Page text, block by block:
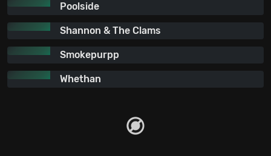
Poolside
Shannon & The Clams
Smokepurpp
Whethan